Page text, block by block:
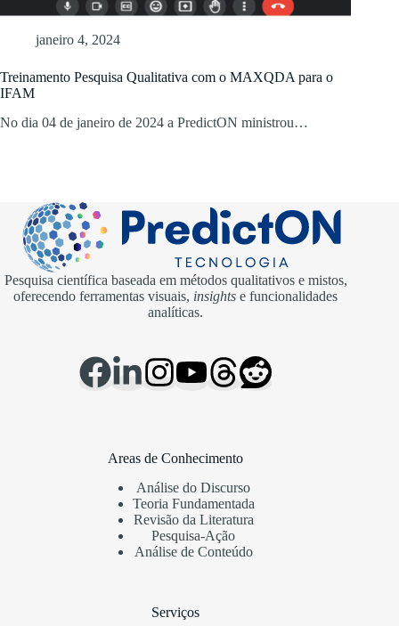
janeiro 4, 2024
Treinamento Pesquisa Qualitativa com o MAXQDA para o
IFAM
No dia 04 de janeiro de 2024 a PredictON ministrou…
Pesquisa científica baseada em métodos qualitativos e mistos,
oferecendo ferramentas visuais, insightse funcionalidades
analíticas.
Areas de Conhecimento
Análise do Discurso
Teoria Fundamentada
Revisão da Literatura
Pesquisa-Ação
Análise de Conteúdo
Serviços